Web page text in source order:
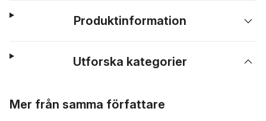
Produktinformation
Utforska kategorier
Mer från samma författare